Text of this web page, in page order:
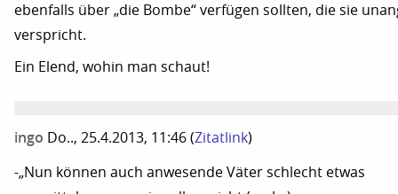
ebenfalls über „die Bombe“ verfügen sollten, die sie
verspricht.
Ein Elend, wohin man schaut!
ingo Do.., 25.4.2013, 11:46 (Zitatlink)
-„Nun können auch anwesende Väter schlecht etwas